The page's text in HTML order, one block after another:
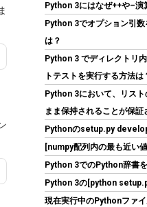
シリコンパワー SSD
PCIe3.0×4 NVMe1.3
SP512GBP34A60M28
(5432743)
04:03 GMT +09:00 時点 -詳細
Python 3にはなぜ++や–演
Python 3でオプション引
は？
Python 3 でディレクトリ
トテストを実行する方法は
Python 3において、リス
まま保持されることが保証
Pythonのsetup.py
[numpy配列内の最も近い
Python 3でのPython辞書
Python 3の[python
現在実行中のPythonファ